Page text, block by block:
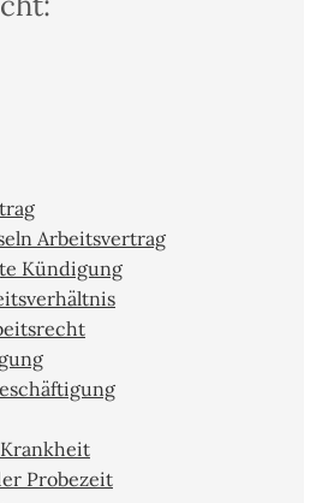
Arbeitsvertrag
Kündigung
Probezeit